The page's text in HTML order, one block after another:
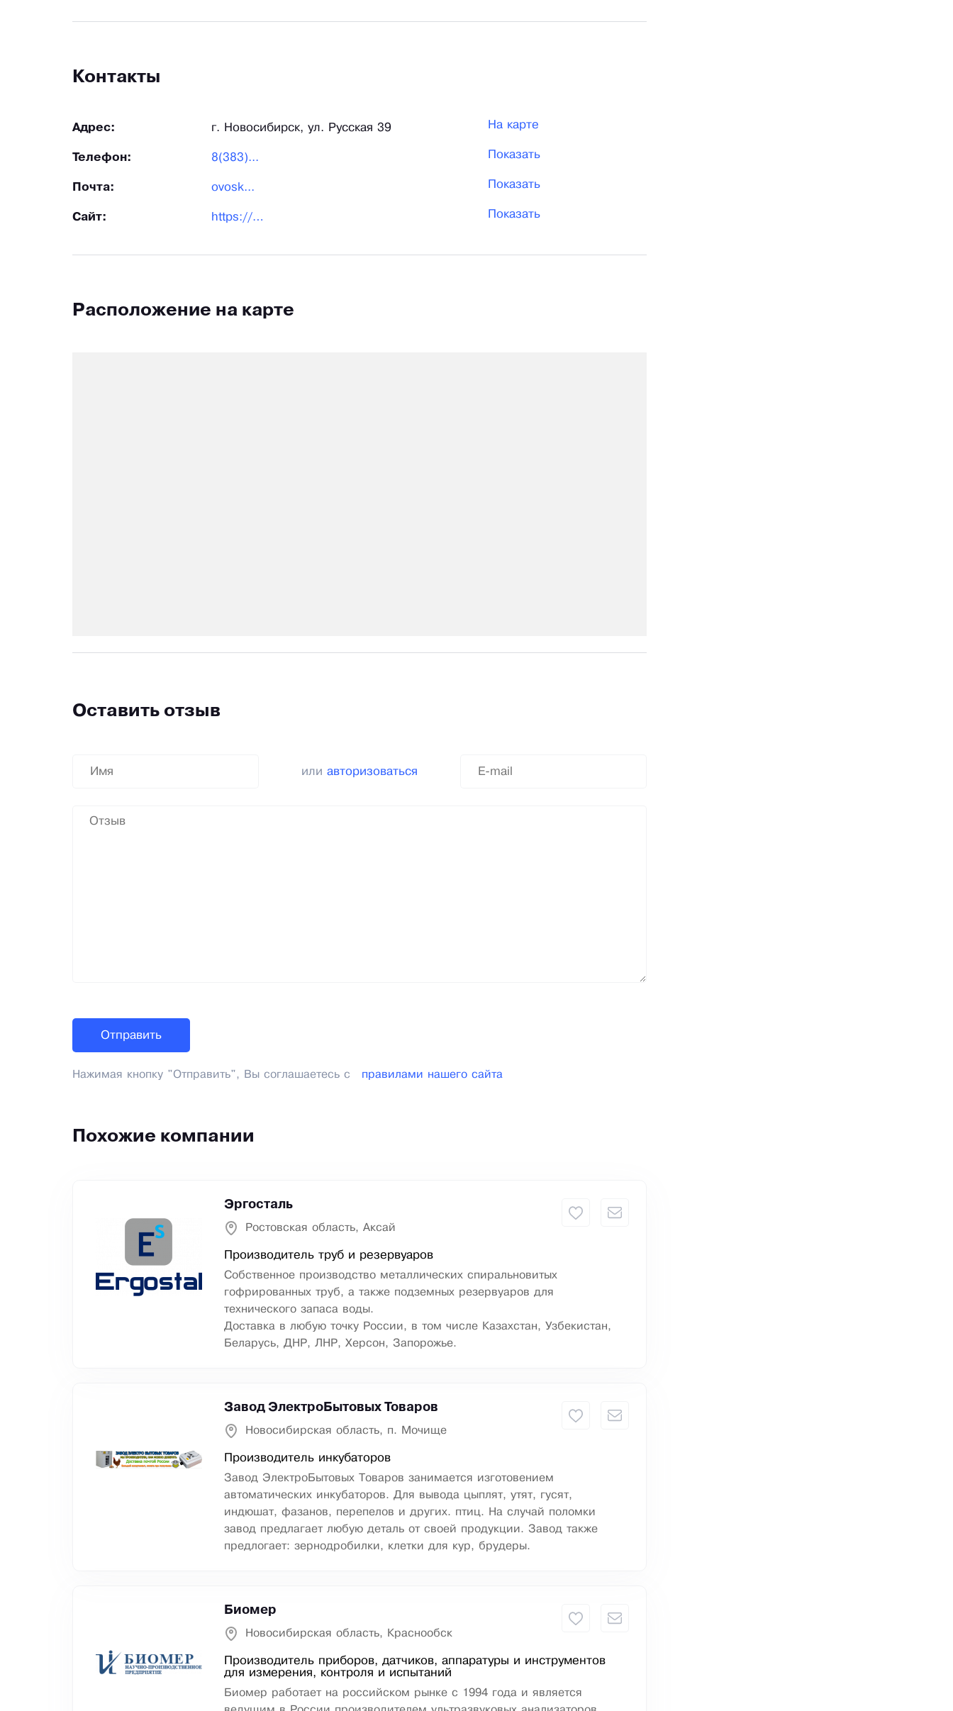
Контакты
Адрес: г. Новосибирск, ул. Русская 39 На карте
Телефон: 8(383)... Показать
Почта: ovosk... Показать
Сайт: https://ovoskop.ru/ Показать
Расположение на карте
Оставить отзыв
или авторизоваться
Нажимая кнопку "Отправить", Вы соглашаетесь с правилами нашего сайта
Похожие компании
Эргосталь
Ростовская область, Аксай
Производитель труб и резервуаров
Собственное производство металлических спиральновитых
гофрированных труб, а также подземных резервуаров для
технического запаса воды.
Доставка в любую точку России, в том числе Казахстан, Узбекистан,
Беларусь, ДНР, ЛНР, Херсон, Запорожье.
Завод ЭлектроБытовых Товаров
Новосибирская область, п. Мочище
Производитель инкубаторов
Завод ЭлектроБытовых Товаров занимается изготовением
автоматических инкубаторов. Для вывода цыплят, утят, гусят,
индюшат, фазанов, перепелов и других. птиц. На случай поломки
завод предлагает любую деталь от своей продукции. Завод также
предлогает: зернодробилки, клетки для кур, брудеры.
Биомер
Новосибирская область, Краснообск
Производитель приборов, датчиков, аппаратуры и инструментов
для измерения, контроля и испытаний
Биомер работает на российском рынке с 1994 года и является